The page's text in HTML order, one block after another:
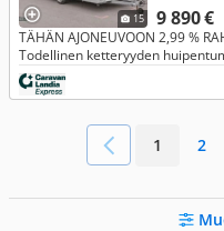
15 9 890 €
TÄHÄN AJONEUVOON 2,99 %
Todellinen ketteryyden
tarvitse tarkoittaa suurta ja
1 2